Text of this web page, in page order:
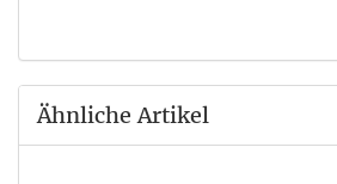
Ähnliche Artikel